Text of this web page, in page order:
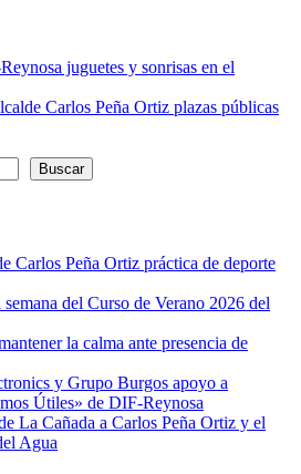
juguetes y sonrisas en el
Carlos Peña Ortiz plazas públicas
Buscar
Carlos Peña Ortiz práctica de deporte
del Curso de Verano 2026 del
la calma ante presencia de
y Grupo Burgos apoyo a
Útiles» de DIF-Reynosa
La Cañada a Carlos Peña Ortiz y el
Agua